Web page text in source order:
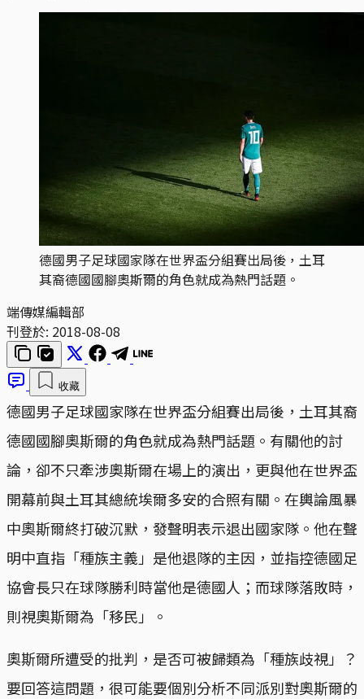
德國男子足球國家隊在世界盃分組賽出局後，土耳
其裔德國國腳奧斯爾的角色就成為熱門話題。
端傳媒編輯部
刊登於: 2018-08-08
收藏
德國男子足球國家隊在世界盃分組賽出局後，土耳其裔
德國國腳奧斯爾的角色就成為熱門話題。有關他的討
論，卻不只牽涉奧斯爾在場上的演出，更與他在世界盃
開幕前與土耳其總統埃爾多安的合照有關。在輿論風暴
中奧斯爾終打破沉默，發聲明表示退出國家隊。他在聲
明中直指「種族主義」是他退隊的主因，並指控德國足
協會長只在球隊勝利時當他是德國人；而球隊落敗時，
則視奧斯爾為「移民」。
奧斯爾所遭受的批判，是否可被歸類為「種族歧視」？
要回答這問題，很可能要個別分析不同派別對奧斯爾的